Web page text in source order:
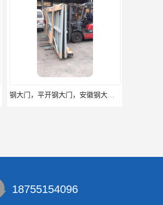
学校宿舍门，办公钢质门，钢制非标门定做
18755154096